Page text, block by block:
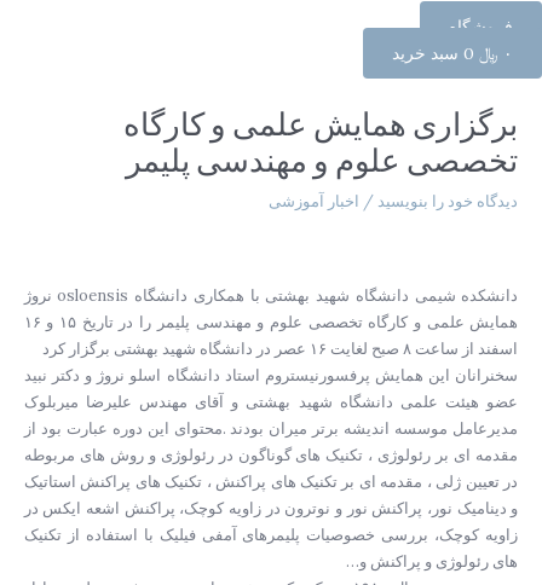
فروشگاه
۰ ﷼ 0 سبد خرید
برگزاری همایش علمی و کارگاه
تخصصی علوم و مهندسی پلیمر
دیدگاه‌ خود را بنویسید / اخبار آموزشی
دانشکده شیمی دانشگاه شهید بهشتی با همکاری دانشگاه osloensis نروژ
همایش علمی و کارگاه تخصصی علوم و مهندسی پلیمر را در تاریخ ۱۵ و ۱۶
اسفند از ساعت ۸ صبح لغایت ۱۶ عصر در دانشگاه شهید بهشتی برگزار کرد
سخنرانان این همایش پرفسورنیستروم استاد دانشگاه اسلو نروژ و دکتر نبید
عضو هیئت علمی دانشگاه شهید بهشتی و آقای مهندس علیرضا میربلوک
مدیرعامل موسسه اندیشه برتر میران بودند .محتوای این دوره عبارت بود از
مقدمه ای بر رئولوژی ، تکنیک های گوناگون در رئولوژی و روش های مربوطه
در تعیین ژلی ، مقدمه ای بر تکنیک های پراکنش ، تکنیک های پراکنش استاتیک
و دینامیک نور، پراکنش نور و نوترون در زاویه کوچک، پراکنش اشعه ایکس در
زاویه کوچک، بررسی خصوصیات پلیمرهای آمفی فیلیک با استفاده از تکنیک
های رئولوژی و پراکنش و…
راهبری